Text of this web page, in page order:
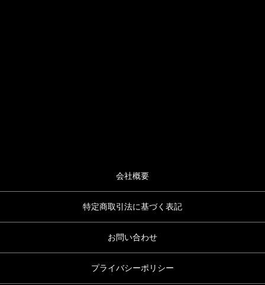
会社概要
特定商取引法に基づく表記
お問い合わせ
プライバシーポリシー